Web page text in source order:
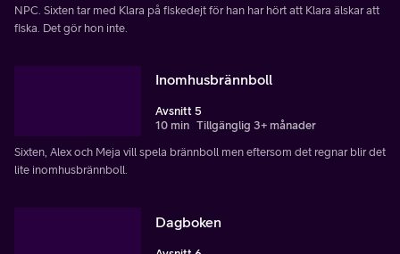
NPC. Sixten tar med Klara på fiskedejt för han har hört att Klara älskar att
fiska. Det gör hon inte.
Inomhusbrännboll
Avsnitt 5
10 min Tillgänglig 3+ månader
Sixten, Alex och Meja vill spela brännboll men eftersom det regnar blir det
lite inomhusbrännboll.
Dagboken